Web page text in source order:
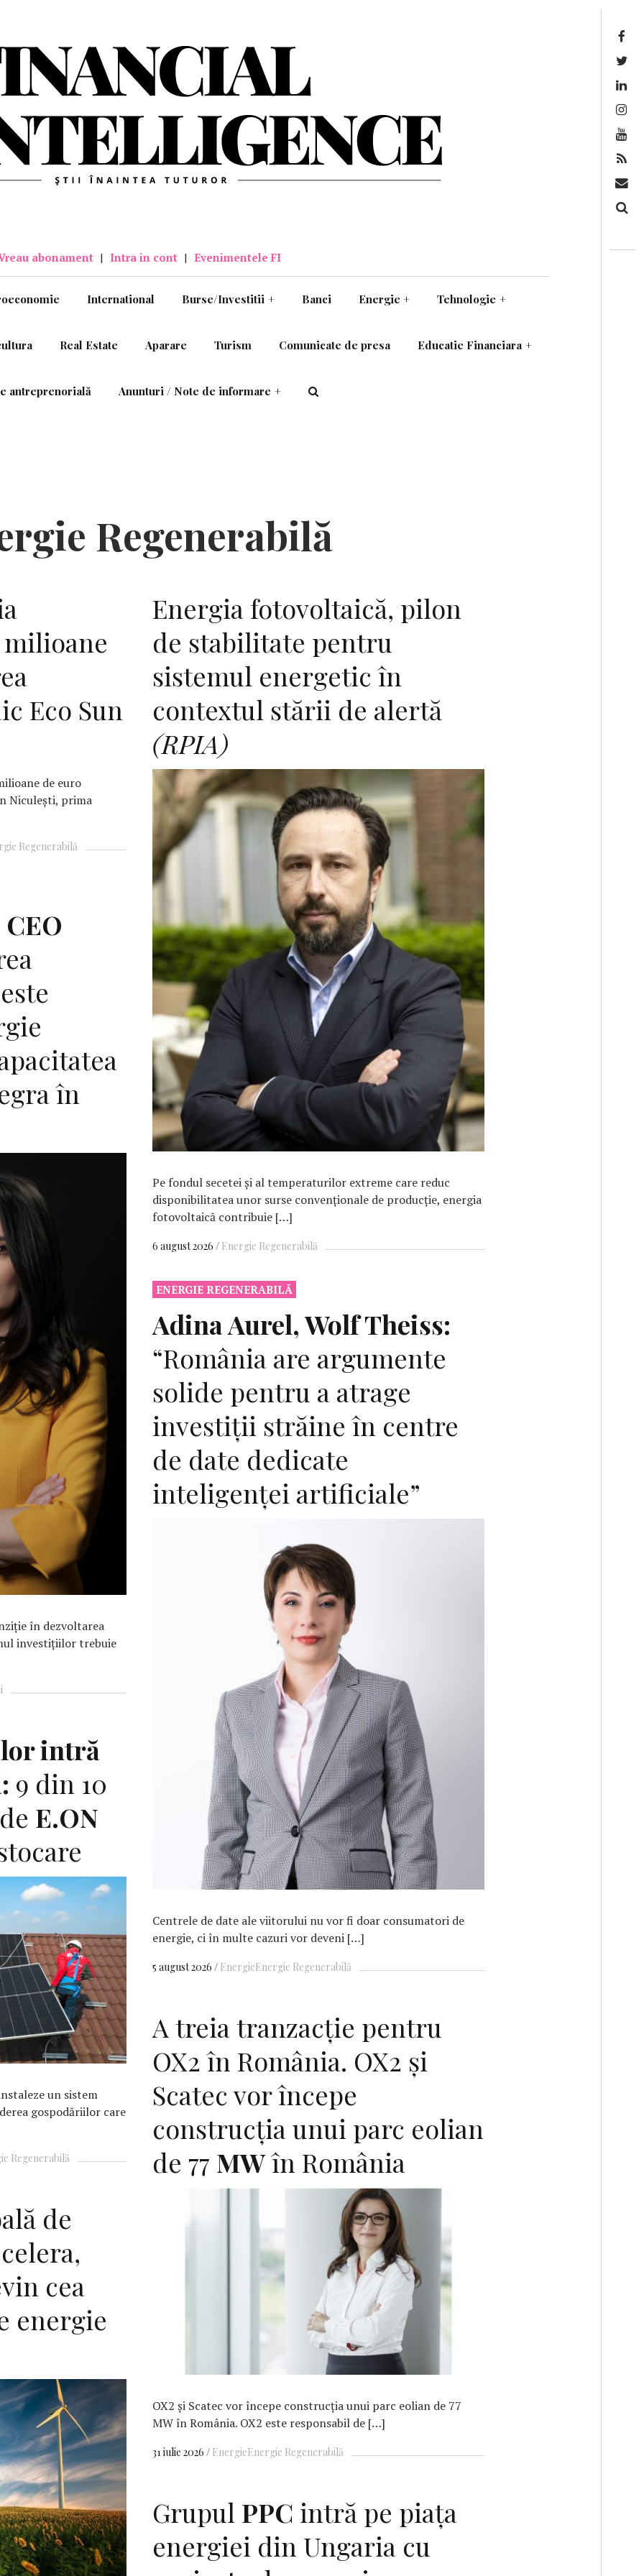
abonament | Intra in cont | Evenimentele FI
International Burse/Investitii + Banci Energie + Tehnologie +
Real Estate Aparare Turism Comunicate de presa Educatie Financiara +
antreprenorială Anunturi / Note de informare +
Regenerabilă
milioane
Eco Sun
de euro
Niculești, prima
Regenerabilă
Energia fotovoltaică, pilon
de stabilitate pentru
sistemul energetic în
contextul stării de alertă
(RPIA)
F
Pe fondul secetei și al temperaturilor extreme care reduc
disponibilitatea unor surse convenționale de producție, energia
fotovoltaică contribuie […]
6 august 2026 Energie Regenerabilă
CEO
în
în dezvoltarea
investițiilor trebuie
ENERGIE REGENERABILĂ
Adina Aurel, Wolf Theiss:
“România are argumente
solide pentru a atrage
investiții străine în centre
de date dedicate
inteligenței artificiale”
F
Centrele de date ale viitorului nu vor fi doar consumatori de
energie, ci în multe cazuri vor deveni […]
5 august 2026 EnergieEnergie Regenerabilă
intră
9 din 10
E.ON
un sistem
gospodăriilor care
Regenerabilă
A treia tranzacție pentru
OX2 în România. OX2 și
Scatec vor începe
construcția unui parc eolian
de 77 MWîn România
F
OX2 și Scatec vor începe construcția unui parc eolian de 77
MW în România. OX2 este responsabil de […]
31 iulie 2026 EnergieEnergie Regenerabilă
de
cea
energie
Grupul PPC intră pe piața
energiei din Ungaria cu